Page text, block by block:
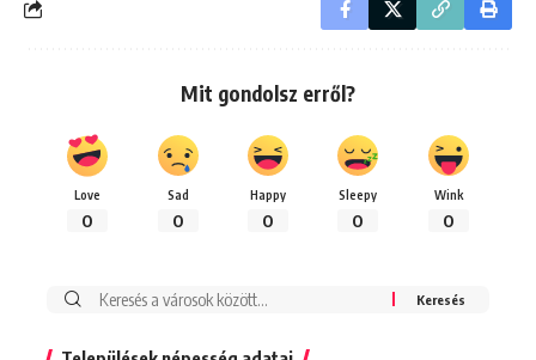
Mit gondolsz erről?
Love
0
Sad
0
Happy
0
Sleepy
0
Wink
0
Keresés: